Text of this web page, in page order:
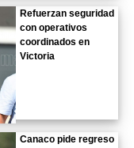
Refuerzan seguridad
con operativos
coordinados en
Victoria
Canaco pide regreso